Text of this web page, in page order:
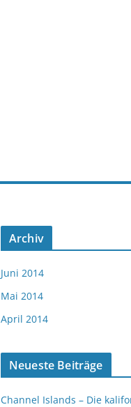
Archiv
Juni 2014
Mai 2014
April 2014
Neueste Beiträge
Channel Islands – Die